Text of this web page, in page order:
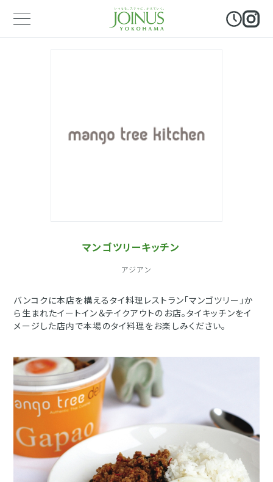
マンゴツリーキッチン
アジアン
バンコクに本店を構えるタイ料理レストラン「マンゴツリー」か
ら生まれたイートイン＆テイクアウトのお店。タイキッチンをイ
メージした店内で本場のタイ料理をお楽しみください。